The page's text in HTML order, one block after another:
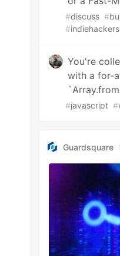
#discuss #
#indiehackers
You're
with a for-
#javascript #
Guardsquare